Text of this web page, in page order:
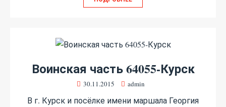
Воинская часть 64055-Курск
30.11.2015 admin
В г. Курск и посёлке имени маршала Георгия